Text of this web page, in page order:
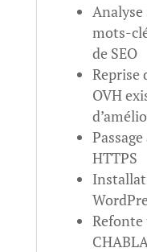
mots-
de SEO
Reprise
OVH
HTTPS